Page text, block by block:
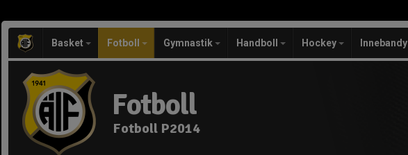
Basket Fotboll Gymnastik Handboll Hockey Innebandy
Fotboll
Fotboll P2014